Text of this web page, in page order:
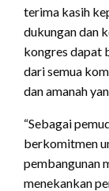
terima kasih
dukungan dan
kongres dapat
dari semua
dan amanah
“Sebagai
berkomitmen
pembangunan
menekankan